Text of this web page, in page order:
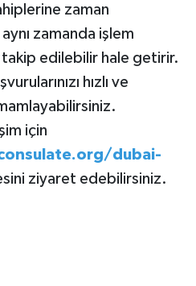
zaman
zamanda işlem
edilebilir hale getirir.
hızlı ve
için
dubai-
ziyaret edebilirsiniz.